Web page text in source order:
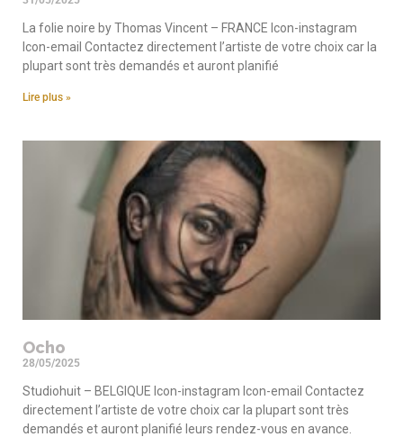
La folie noire by Thomas Vincent – FRANCE Icon-instagram
Icon-email Contactez directement l’artiste de votre choix car la
plupart sont très demandés et auront planifié
Lire plus »
Ocho
28/05/2025
Studiohuit – BELGIQUE Icon-instagram Icon-email Contactez
directement l’artiste de votre choix car la plupart sont très
demandés et auront planifié leurs rendez-vous en avance.